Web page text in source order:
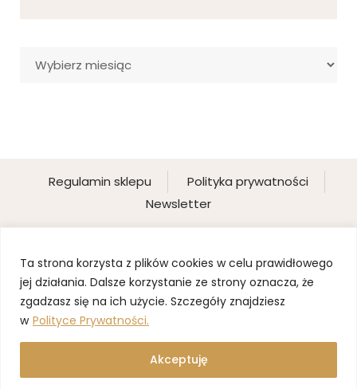
Ta strona korzysta z plików cookies w celu prawidłowego
jej działania. Dalsze korzystanie ze strony oznacza, że
zgadzasz się na ich użycie. Szczegóły znajdziesz
w Polityce Prywatności.
Akceptuję
Regulamin sklepu
Polityka prywatności
Newsletter
©2025 BLOND PANI DOMU